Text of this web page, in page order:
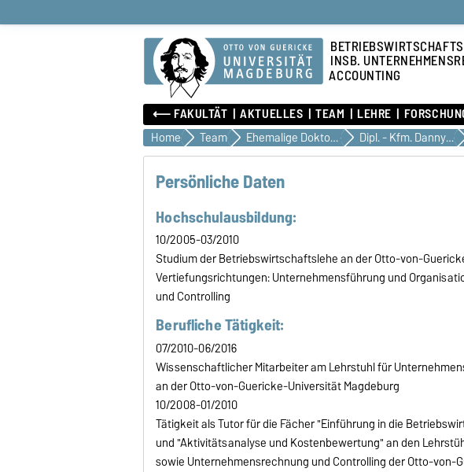
INSB.
ACCOUNTING
⟵ FAKULTÄT AKTUELLES TEAM LEHRE
Home Team Ehemalige Doktoranden Dipl. - Kfm. Danny Behrendt
Persönliche Daten
Hochschulausbildung:
10/2005-03/2010
Studium der Betriebswirtschaftslehe an der Otto-von-
Vertiefungsrichtungen: Unternehmensführung und
und Controlling
Berufliche Tätigkeit:
07/2010-06/2016
Wissenschaftlicher Mitarbeiter am Lehrstuhl für
an der Otto-von-Guericke-Universität Magdeburg
10/2008-01/2010
Tätigkeit als Tutor für die Fächer "Einführung in die
und "Aktivitätsanalyse und Kostenbewertung" an den
sowie Unternehmensrechnung und Controlling der Otto-von-